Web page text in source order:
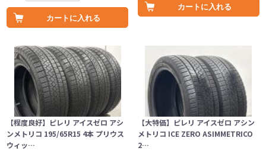
カートに入れる
カートに入れる
【程度良好】ピレリ アイスゼロ アシ
ンメトリコ 195/65R15 4本 プリウス
ウィッ…
【大特価】ピレリ アイスゼロ アシン
メトリコ ICE ZERO ASIMMETRICO
2…